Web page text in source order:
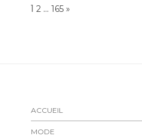
Page:
1 2 … 165 NEXT
»
ACCUEIL
MODE